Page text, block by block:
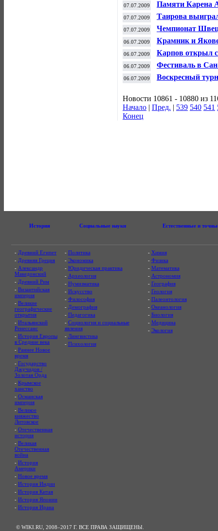
07.07.2009 Памяти Карена
07.07.2009 Таирова
07.07.2009 Чемпионат
06.07.2009
Крамник и
Дортмунде
06.07.2009 Карпов открыл
06.07.2009 Фестиваль в
06.07.2009
Воскресный
Новости 10861 - 10880 из
Начало | Пред. | 539 540 541
Конец
История Социальные науки Естественные и
- Древний Египет
- Древняя Греция
- Александр
Македонский
- Древний Рим
- Византийская
империя
- Великие
географические
открытия
- Итальянский
Ренессанс
- История Европы
в Средние века
- Раннее Новое
время
- Государство
Джучидов /
Золотая Орда
- Крымское
ханство
- Османская
империя
- Великое
княжество
Литовское
- Отечественная
история
- Великая
Отечественная
война
- История
Америки
- Новое время
- История Индии
- История Китая
- История Японии
- История Ирана
- Политика
- Экономика
- Юридическая практика
- Археология
- Нумизматика
- Искусство
- Философия
- Демография
- Педагогика
- Социология и социальные
явления
- Лингвистика
- Психология
- Химия
- Физика
- Математика
- Астрономия
- География
- Геология
- Палеонтология
- Океанология
- Биология
- Медицина
- Экология
© WIKI.RU, 2008–2017 Г. ВСЕ ПРАВА ЗАЩИЩЕНЫ.